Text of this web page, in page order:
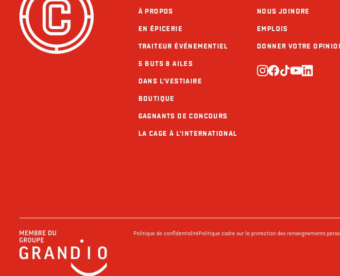
À PROPOS
EN ÉPICERIE
TRAITEUR ÉVÉNEMENTIEL
5 BUTS 8 AILES
DANS L'VESTIAIRE
BOUTIQUE
GAGNANTS DE CONCOURS
LA CAGE À L'INTERNATIONAL
NOUS JOINDRE
EMPLOIS
DONNER VOTRE
Politique de confidentialitéPolitique cadre sur la protection des renseignements